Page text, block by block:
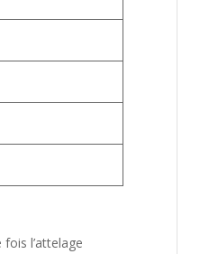
l’attelage